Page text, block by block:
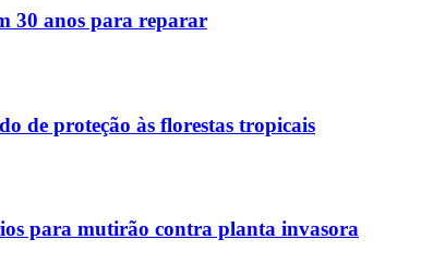
30 anos para reparar
de proteção às florestas tropicais
para mutirão contra planta invasora